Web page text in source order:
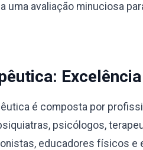
uma avaliação minuciosa
é composta por
psicólogos,
educadores físicos e